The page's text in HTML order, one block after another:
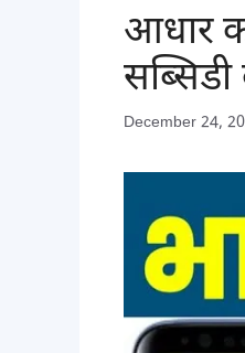
आधार
December 24,